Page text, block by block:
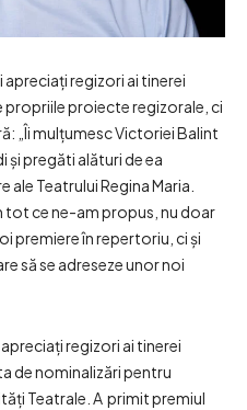
apreciați regizori ai tinerei
proiecte regizorale, ci
„Îi mulțumesc Victoriei Balint
pregăti alături de ea
Teatrului Regina Maria.
tot ce ne-am propus, nu doar
premiere în repertoriu, ci și
să se adreseze unor noi
regizori ai tinerei
de nominalizări pentru
Teatrale. A primit premiul